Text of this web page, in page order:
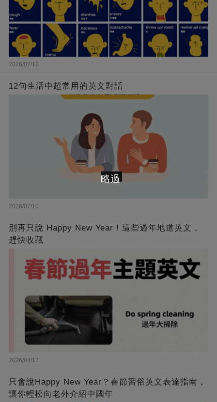
2026/07/10
12句生活中超常用的英文對話
2026/07/10
別再只說 Happy New Year！這些過年地道英文，
趕快收藏
2026/04/17
只會說Happy New Year？春節習俗英文表達指南，
讓你輕松向老外介紹中國年
略過